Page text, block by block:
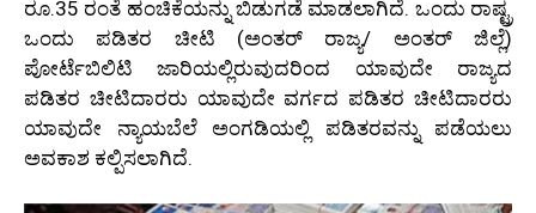
ರೂ.35 ರಂತೆ ಹಂಚಿಕೆಯನ್ನು ಬಿಡುಗಡೆ ಮಾಡಲಾಗಿದೆ. ಒಂದು ರಾಷ್ಟ್ರ
ಒಂದು ಪಡಿತರ ಚೀಟಿ (ಅಂತರ್ ರಾಜ್ಯ/ ಅಂತರ್ ಜಿಲ್ಲೆ)
ಪೋರ್ಟೆಬಿಲಿಟಿ ಜಾರಿಯಲ್ಲಿರುವುದರಿಂದ ಯಾವುದೇ ರಾಜ್ಯದ
ಪಡಿತರ ಚೀಟಿದಾರರು ಯಾವುದೇ ವರ್ಗದ ಪಡಿತರ ಚೀಟಿದಾರರು
ಯಾವುದೇ ನ್ಯಾಯಬೆಲೆ ಅಂಗಡಿಯಲ್ಲಿ ಪಡಿತರವನ್ನು ಪಡೆಯಲು
ಅವಕಾಶ ಕಲ್ಪಿಸಲಾಗಿದೆ.